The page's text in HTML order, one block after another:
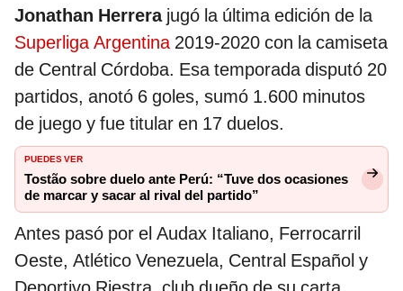
Jonathan Herrerajugó la última edición de la
Superliga Argentina2019-2020 con la camiseta
de Central Córdoba. Esa temporada disputó 20
partidos, anotó 6 goles, sumó 1.600 minutos
de juego y fue titular en 17 duelos.
PUEDES VER
Tostão sobre duelo ante Perú: “Tuve dos ocasiones
de marcar y sacar al rival del partido”
Antes pasó por el Audax Italiano, Ferrocarril
Oeste, Atlético Venezuela, Central Español y